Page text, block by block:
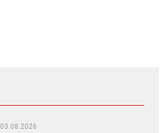
03.08.2026